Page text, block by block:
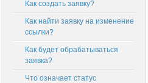
Как создать заявку?
Как найти заявку на изменение
ссылки?
Как будет обрабатываться
заявка?
Что означает статус